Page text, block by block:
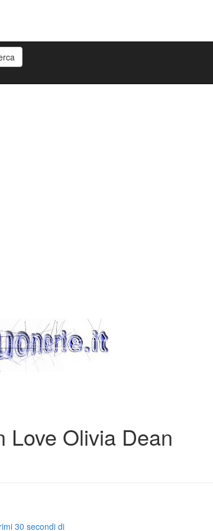
Love Olivia Dean
30 secondi di